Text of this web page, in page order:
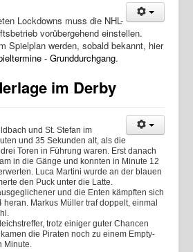
Lockdowns muss die NHL-
vorübergehend einstellen.
Spielplan werden, sobald bekannt, hier
- Grunddurchgang.
im Derby
und St. Stefan im
und 35 Sekunden alt, als die
Toren in Führung waren. Erst danach
in die Gänge und konnten in Minute 12
Luca Martini wurde an der blauen
den Puck unter die Latte.
und die Enten kämpften sich
heran. Markus Müller traf doppelt, einmal
trotz einiger guter Chancen
die Piraten noch zu einem Empty-
Minute.